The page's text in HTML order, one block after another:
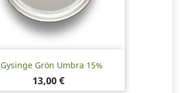
Gysinge Grön Umbra 15%
Pris
13,00 €